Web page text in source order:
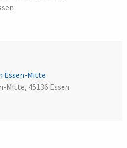
Essen-Mitte
Mitte, 45136 Essen